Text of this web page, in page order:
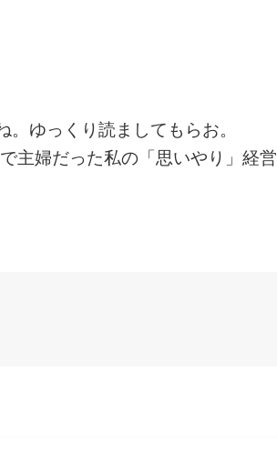
ゆっくり読ましてもらお。
主婦だった私の「思いやり」経営